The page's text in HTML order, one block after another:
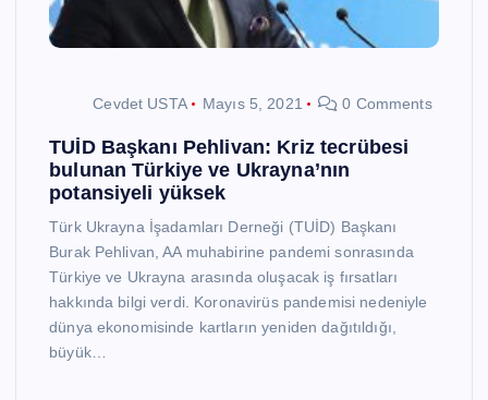
Cevdet USTA Mayıs 5, 2021 0 Comments
TUİD Başkanı Pehlivan: Kriz tecrübesi
bulunan Türkiye ve Ukrayna’nın
potansiyeli yüksek
Türk Ukrayna İşadamları Derneği (TUİD) Başkanı
Burak Pehlivan, AA muhabirine pandemi sonrasında
Türkiye ve Ukrayna arasında oluşacak iş fırsatları
hakkında bilgi verdi. Koronavirüs pandemisi nedeniyle
dünya ekonomisinde kartların yeniden dağıtıldığı,
büyük…